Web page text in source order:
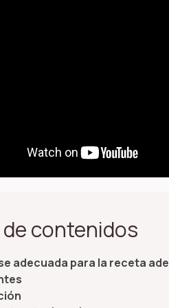
contenidos
adecuada para la receta